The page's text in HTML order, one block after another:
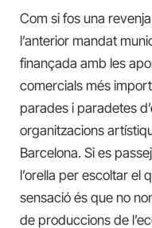
Com si fos una
l’anterior mandat
finançada amb les
comercials més
parades i paradetes
organitzacions
Barcelona. Si es
l’orella per escoltar el
sensació és que no
de produccions de